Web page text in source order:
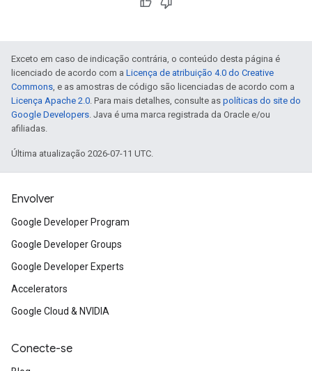
Exceto em caso de indicação contrária, o conteúdo desta página é
licenciado de acordo com a Licença de atribuição 4.0 do Creative
Commons, e as amostras de código são licenciadas de acordo com a
Licença Apache 2.0. Para mais detalhes, consulte as políticas do site do
Google Developers. Java é uma marca registrada da Oracle e/ou
afiliadas.
Última atualização 2026-07-11 UTC.
Envolver
Google Developer Program
Google Developer Groups
Google Developer Experts
Accelerators
Google Cloud & NVIDIA
Conecte-se